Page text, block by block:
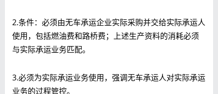
2.条件：必须由无车承运企业实际采购并交给实际承运人
使用，包括燃油费和路桥费；上述生产资料的消耗必须
与实际承运业务匹配。
3.必须为实际承运业务使用，强调无车承运人对实际承运
业务的过程管控。